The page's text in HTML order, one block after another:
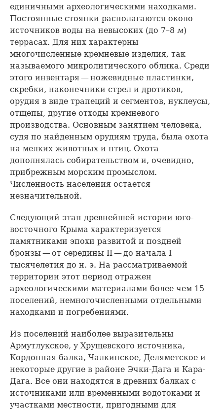
единичными археологическими находками.
Постоянные стоянки располагаются около
источников воды на невысоких (до 7–8 м)
террасах. Для них характерны
многочисленные кремневые изделия, так
называемого микролитического облика. Среди
этого инвентаря — ножевидные пластинки,
скребки, наконечники стрел и дротиков,
орудия в виде трапеций и сегментов, нуклеусы,
отщепы, другие отходы кремневого
производства. Основным занятием человека,
судя по найденным орудиям труда, была охота
на мелких животных и птиц. Охота
дополнялась собирательством и, очевидно,
прибрежным морским промыслом.
Численность населения остается
незначительной.
Следующий этап древнейшей истории юго-
восточного Крыма характеризуется
памятниками эпохи развитой и поздней
бронзы — от середины II — до начала I
тысячелетия до н. э. На рассматриваемой
территории этот период отражен
археологическими материалами более чем 15
поселений, немногочисленными отдельными
находками и погребениями.
Из поселений наиболее выразительны
Армутлукское, у Хрущевского источника,
Кордонная балка, Чалкинское, Деляметское и
некоторые другие в районе Эчки-Дага и Кара-
Дага. Все они находятся в древних балках с
источниками или временными водотоками и
участками местности, пригодными для